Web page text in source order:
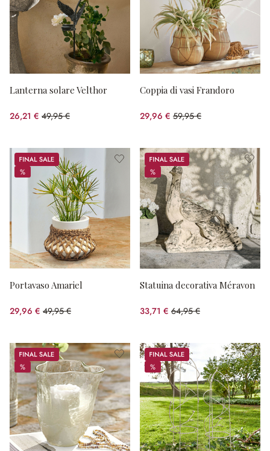
Lanterna solare Velthor
26,21 € 49,95 €
(risparmio 47.53%)
Coppia di vasi Frandoro
29,96 € 59,95 €
(risparmio 50.03%)
Sale
%
%
Portavaso Amariel
29,96 € 49,95 €
(risparmio 40.02%)
Sale
%
%
Statuina decorativa Méravon
33,71 € 64,95 €
(risparmio 48.1%)
Sale
%
%
Sale
%
%